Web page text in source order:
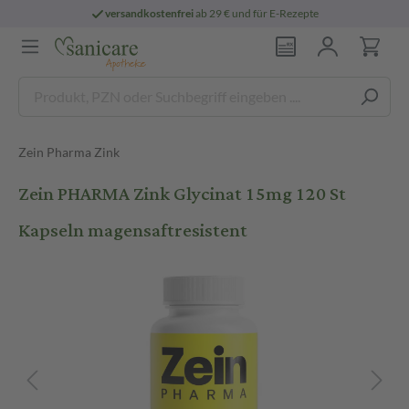
versandkostenfreiab 29 € und für E-Rezepte
Zein Pharma Zink
Zein PHARMA Zink Glycinat 15mg 120 St
Kapseln magensaftresistent